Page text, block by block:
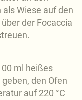
Wiese auf den
der Focaccia
ml heißes
den Ofen
auf 220 °C